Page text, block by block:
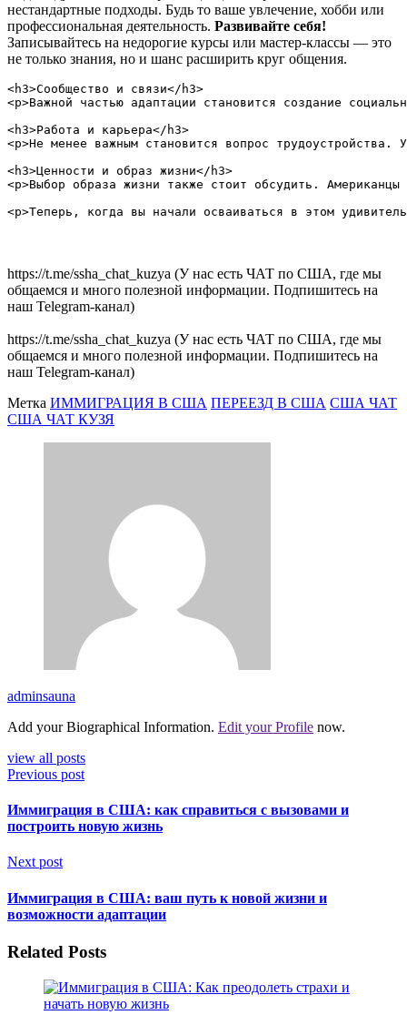
нестандартные подходы. Будь то ваше увлечение, хобби или
профессиональная деятельность. Развивайте себя!
Записывайтесь на недорогие курсы или мастер-классы — это
не только знания, но и шанс расширить круг общения.
<h3>Сообщество и связи</h3>
<p>Важной частью адаптации становится создание
<h3>Работа и карьера</h3>
<p>Не менее важным становится вопрос
<h3>Ценности и образ жизни</h3>
<p>Выбор образа жизни также стоит обсудить.
https://t.me/ssha_chat_kuzya (У нас есть ЧАТ по США, где мы
общаемся и много полезной информации. Подпишитесь на
наш Telegram-канал)
https://t.me/ssha_chat_kuzya (У нас есть ЧАТ по США, где мы
общаемся и много полезной информации. Подпишитесь на
наш Telegram-канал)
Метка ИММИГРАЦИЯ В США ПЕРЕЕЗД В США США ЧАТ
США ЧАТ КУЗЯ
adminsauna
Add your Biographical Information. Edit your Profile now.
view all posts
Previous post
Иммиграция в США: как справиться с вызовами и
построить новую жизнь
Next post
Иммиграция в США: ваш путь к новой жизни и
возможности адаптации
Related Posts